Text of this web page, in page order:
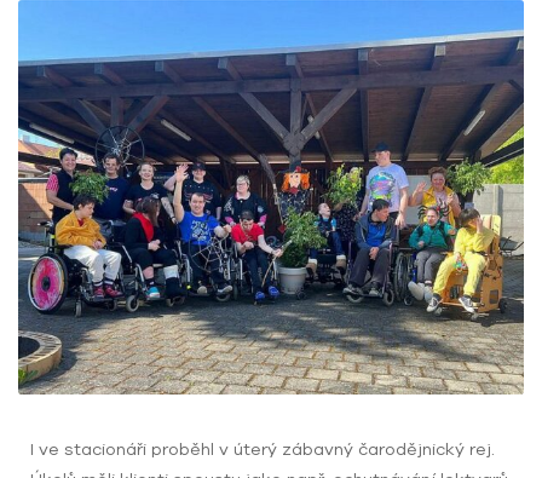
I ve stacionáři proběhl v úterý zábavný čarodějnický rej.